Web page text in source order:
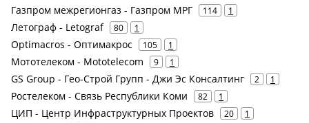
Газпром межрегионгаз - Газпром МРГ 114 1
Летограф - Letograf 80 1
Optimacros - Оптимакрос 105 1
Мототелеком - Mototelecom 9 1
GS Group - Гео-Строй Групп - Джи Эс Консалтинг 2 1
Ростелеком - Связь Республики Коми 82 1
ЦИП - Центр Инфраструктурных Проектов 20 1